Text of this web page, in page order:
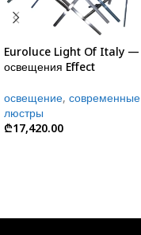
Euroluce Light Of Italy —
освещения Effect
освещение, современные
люстры
₾17,420.00